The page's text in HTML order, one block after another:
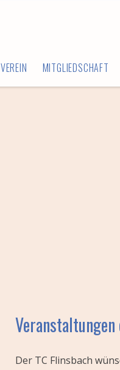
VEREIN MITGLIEDSCHAFT
Der TC Flinsbach